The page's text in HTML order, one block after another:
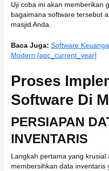
Uji coba ini akan memberikan
bagaimana software tersebut
masjid Anda.
Baca Juga: Software
Modern [apc_current_year]
Proses
Software Di
PERSIAPAN
INVENTARIS
Langkah pertama yang
membersihkan data inventaris